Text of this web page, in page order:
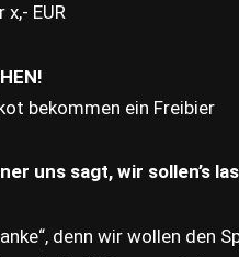
EUR
bekommen ein Freibier
uns sagt, wir sollen’s
denn wir wollen den